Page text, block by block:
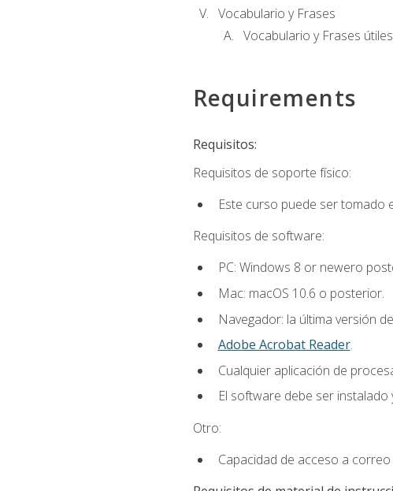
Vocabulario y Frases
Vocabulario y Frases
Requirements
Requisitos:
Requisitos de soporte físico:
Este curso puede ser tomado
Requisitos de software:
PC: Windows 8 or newero
Mac: macOS 10.6 o posterior.
Navegador: la última versión
Adobe Acrobat Reader.
Cualquier aplicación de
El software debe ser
Otro:
Capacidad de acceso a